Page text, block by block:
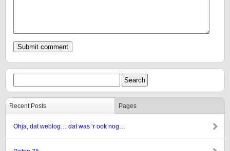
Recent Posts Pages
Ohja, dat weblog… dat was ‘r ook nog…